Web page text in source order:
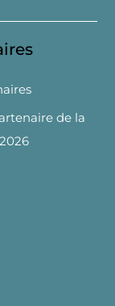
de la